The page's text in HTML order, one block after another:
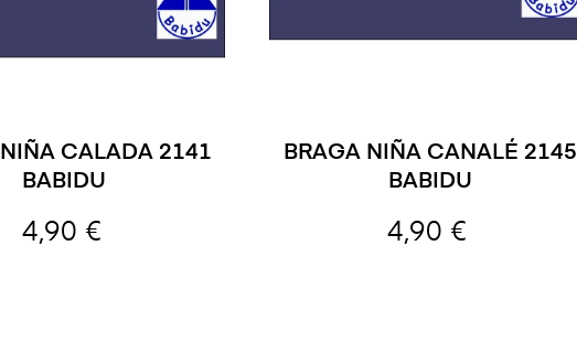
CALADA 2141
BABIDU
4,90 €
BRAGA NIÑA CANALÉ 2145
BABIDU
4,90 €